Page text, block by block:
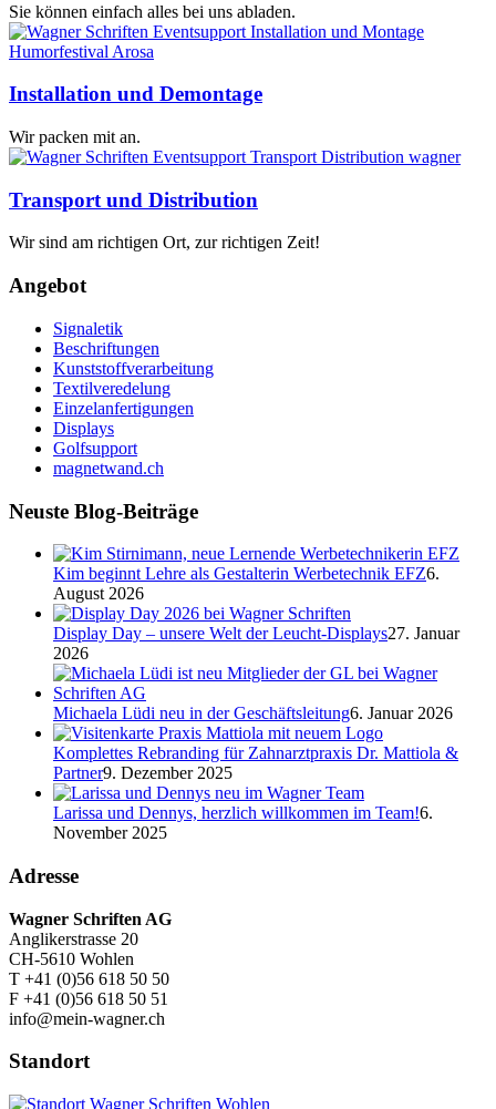
Sie können einfach alles bei uns abladen.
Installation und Demontage
Wir packen mit an.
Transport und Distribution
Wir sind am richtigen Ort, zur richtigen Zeit!
Angebot
Signaletik
Beschriftungen
Kunststoffverarbeitung
Textilveredelung
Einzelanfertigungen
Displays
Golfsupport
magnetwand.ch
Neuste Blog-Beiträge
Kim beginnt Lehre als Gestalterin Werbetechnik EFZ6.
August 2026
Display Day – unsere Welt der Leucht-Displays27. Januar
2026
Michaela Lüdi neu in der Geschäftsleitung6. Januar 2026
Komplettes Rebranding für Zahnarztpraxis Dr. Mattiola &
Partner9. Dezember 2025
Larissa und Dennys, herzlich willkommen im Team!6.
November 2025
Adresse
Wagner Schriften AG
Anglikerstrasse 20
CH-5610 Wohlen
T +41 (0)56 618 50 50
F +41 (0)56 618 50 51
info@mein-wagner.ch
Standort